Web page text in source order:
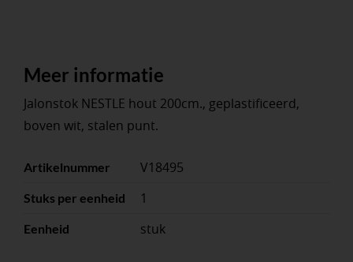
Meer informatie
Jalonstok NESTLE hout 200cm., geplastificeerd,
boven wit, stalen punt.
Artikelnummer V18495
Stuks per eenheid 1
Eenheid stuk